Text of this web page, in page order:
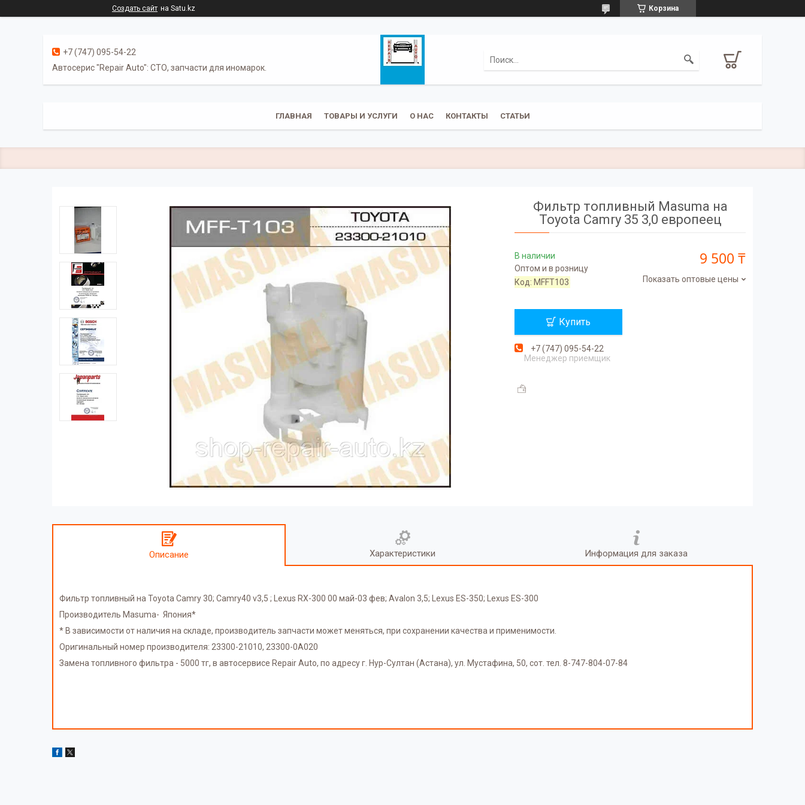
Создать сайт на Satu.kz Корзина
+7 (747) 095-54-22
Автосерис "Repair Auto": СТО, запчасти для иномарок.
ГЛАВНАЯ ТОВАРЫ И УСЛУГИ О НАС КОНТАКТЫ СТАТЬИ
Фильтр топливный Masuma на
Toyota Camry 35 3,0 европеец
В наличии
Оптом и в розницу
Код: MFFT103
9 500 ₸
Показать оптовые цены
Купить
+7 (747) 095-54-22
Менеджер приемщик
Описание Характеристики Информация для заказа
Фильтр топливный на Toyota Camry 30; Camry40 v3,5 ; Lexus RX-300 00 май-03 фев; Avalon 3,5; Lexus ES-350; Lexus ES-300
Производитель Masuma- Япония*
* В зависимости от наличия на складе, производитель запчасти может меняться, при сохранении качества и применимости.
Оригинальный номер производителя: 23300-21010, 23300-0A020
Замена топливного фильтра - 5000 тг, в автосервисе Repair Auto, по адресу г. Нур-Султан (Астана), ул. Мустафина, 50, сот. тел. 8-747-804-07-84